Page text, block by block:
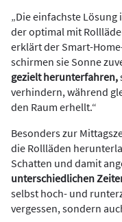
„Die einfachste
der optimal mit
erklärt der Smart-
schirmen sie Sonne
gezielt herunterfahren,
verhindern, während
den Raum erhellt.“
Besonders zur
die Rollläden
Schatten und damit
unterschiedlichen
selbst hoch- und
vergessen, sondern